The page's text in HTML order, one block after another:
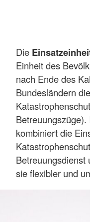
Die
Einheit des
nach Ende des
Bundesländern
kombiniert die
Betreuungsdienst
sie flexibler und